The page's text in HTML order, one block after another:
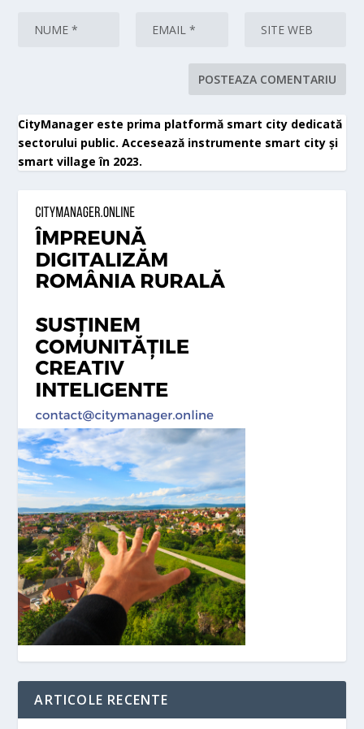
CityManager este prima platformă smart city dedicată
sectorului public. Accesează instrumente smart city și
smart village în 2023.
ARTICOLE RECENTE